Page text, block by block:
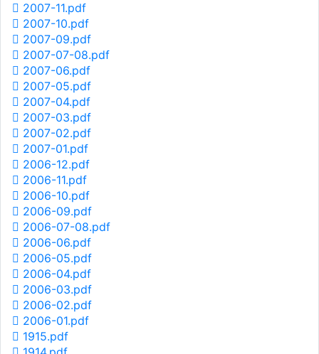
2007-11.pdf
2007-10.pdf
2007-09.pdf
2007-07-08.pdf
2007-06.pdf
2007-05.pdf
2007-04.pdf
2007-03.pdf
2007-02.pdf
2007-01.pdf
2006-12.pdf
2006-11.pdf
2006-10.pdf
2006-09.pdf
2006-07-08.pdf
2006-06.pdf
2006-05.pdf
2006-04.pdf
2006-03.pdf
2006-02.pdf
2006-01.pdf
1915.pdf